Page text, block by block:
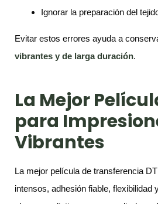
Ignorar la preparación del
Evitar estos errores ayuda a
vibrantes y de larga duración.
La Mejor
para
Vibrantes
La mejor película de transferencia
intensos, adhesión fiable, flexibilidad